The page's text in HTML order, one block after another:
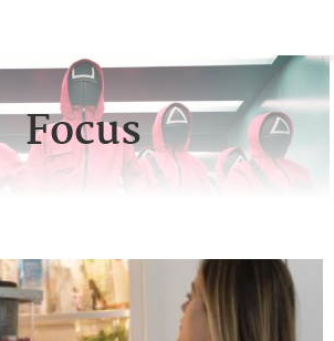
Focus